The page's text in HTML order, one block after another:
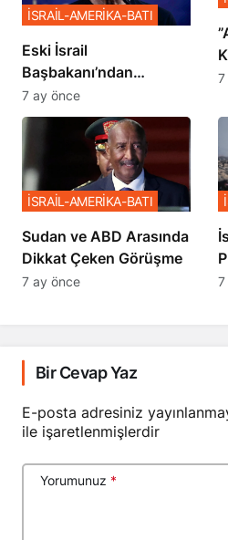
Eski İsrail
Başbakanı’ndan
Netanyahu’ya Ağır
Sözler
İSRAİL-AMERİKA-BATI
7 ay önce
7
Sudan ve ABD Arasında
Dikkat Çeken Görüşme
İSRAİL-AMERİKA-BATI
7 ay önce 7
Bir Cevap Yaz
E-posta adresiniz
ile işaretlenmişlerdir
Yorumunuz *